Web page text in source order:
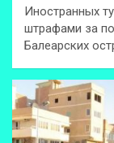
Иностранных
штрафами за
Балеарских